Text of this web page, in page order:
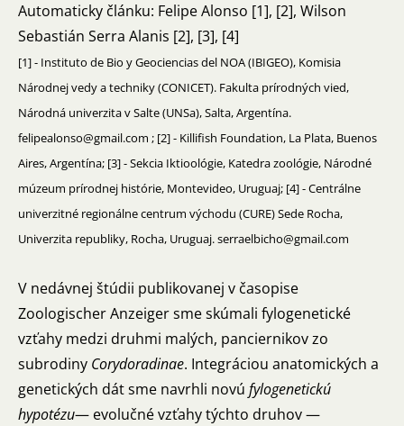
Automaticky článku: Felipe Alonso [1], [2], Wilson
Sebastián Serra Alanis [2], [3], [4]
[1] - Instituto de Bio y Geociencias del NOA (IBIGEO), Komisia
Národnej vedy a techniky (CONICET). Fakulta prírodných vied,
Národná univerzita v Salte (UNSa), Salta, Argentína.
felipealonso@gmail.com ; [2] - Killifish Foundation, La Plata, Buenos
Aires, Argentína; [3] - Sekcia Iktioológie, Katedra zoológie, Národné
múzeum prírodnej histórie, Montevideo, Uruguaj; [4] - Centrálne
univerzitné regionálne centrum východu (CURE) Sede Rocha,
Univerzita republiky, Rocha, Uruguaj. serraelbicho@gmail.com
V nedávnej štúdii publikovanej v časopise
Zoologischer Anzeiger sme skúmali fylogenetické
vzťahy medzi druhmi malých, panciernikov zo
subrodiny Corydoradinae. Integráciou anatomických a
genetických dát sme navrhli novú fylogenetickú
hypotézu— evolučné vzťahy týchto druhov —